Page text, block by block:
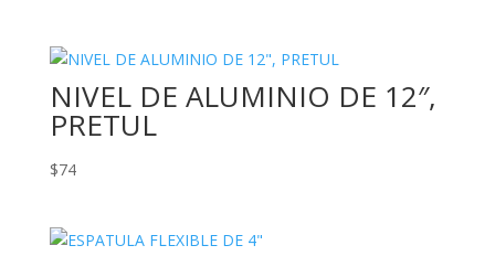
NIVEL DE ALUMINIO DE 12″,
PRETUL
$74